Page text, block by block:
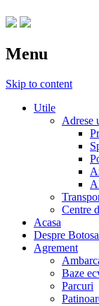
Menu
Skip to content
Utile
Adrese
Centre
Acasa
Despre
Agrement
Baze
Parcuri